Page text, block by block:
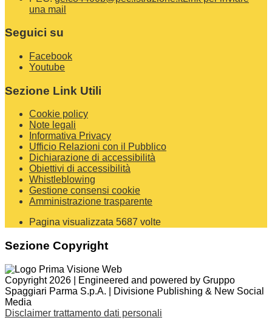
una mail
Seguici su
Facebook
Youtube
Sezione Link Utili
Cookie policy
Note legali
Informativa Privacy
Ufficio Relazioni con il Pubblico
Dichiarazione di accessibilità
Obiettivi di accessibilità
Whistleblowing
Gestione consensi cookie
Amministrazione trasparente
Pagina visualizzata 5687 volte
Sezione Copyright
Copyright 2026 | Engineered and powered by Gruppo
Spaggiari Parma S.p.A. | Divisione Publishing & New Social
Media
Disclaimer trattamento dati personali